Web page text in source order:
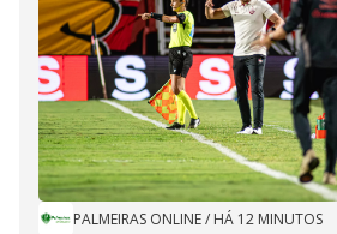
PALMEIRAS ONLINE/ HÁ 12 MINUTOS